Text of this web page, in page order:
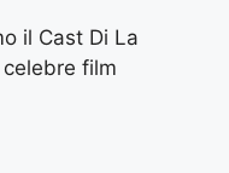
il Cast Di La
film